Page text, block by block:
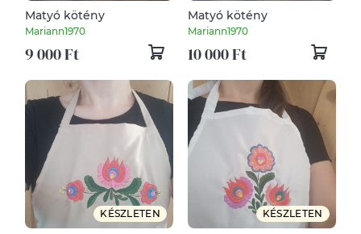
Matyó kötény
Mariann1970
9 000 Ft
Matyó kötény
Mariann1970
10 000 Ft
KÉSZLETEN KÉSZLETEN